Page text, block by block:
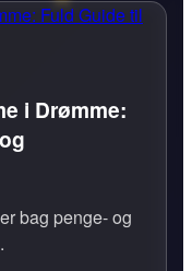
i Drømme:
bag penge- og